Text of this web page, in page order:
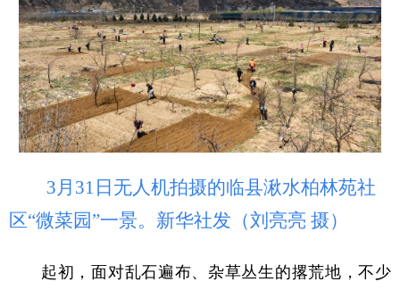
3月31日无人机拍摄的临县湫水柏林苑社
区“微菜园”一景。新华社发（刘亮亮 摄）
起初，面对乱石遍布、杂草丛生的撂荒地，不少